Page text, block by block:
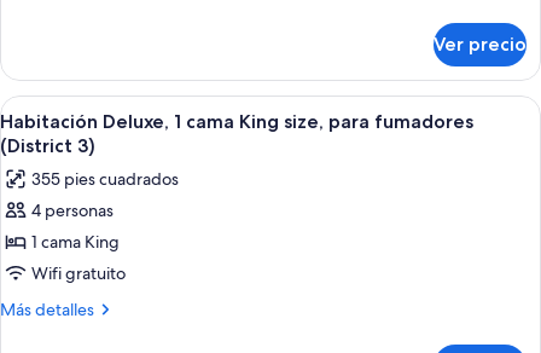
para
fumadores
(District
3)
Deluxe,
camas
matrimoniales,
para
fumadores
(District
Ver precio
Abrir
todas
las
fotos
de
Habitación
Deluxe,
1
Una habitación de hotel moderna
7
Habitación Deluxe, 1 cama King size, para fumadores
(District 3)
355 pies cuadrados
4 personas
1 cama King
Wifi gratuito
Más detalles
Más